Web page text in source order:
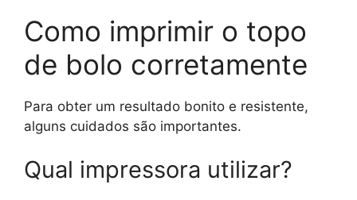
Como imprimir o topo
de bolo corretamente
Para obter um resultado bonito e resistente,
alguns cuidados são importantes.
Qual impressora utilizar?